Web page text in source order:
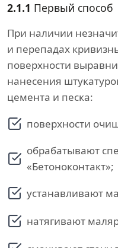
2.1.1 Первый способ
При наличии
и перепадах
поверхности
нанесения
цемента и песка:
поверхности
обрабатывают
«Бетоноконтакт»;
устанавливают
натягивают